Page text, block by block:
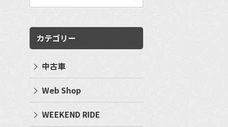
カテゴリー
中古車
Web Shop
WEEKEND RIDE